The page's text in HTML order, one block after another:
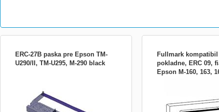
ERC-27B paska pre Epson TM-
U290/II, TM-U295, M-290 black
Fullmark
pokladne, ERC 09,
Epson M-160, 163,